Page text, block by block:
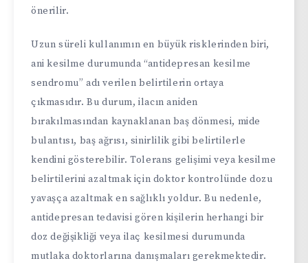
önerilir.
Uzun süreli kullanımın en büyük risklerinden biri,
ani kesilme durumunda “antidepresan kesilme
sendromu” adı verilen belirtilerin ortaya
çıkmasıdır. Bu durum, ilacın aniden
bırakılmasından kaynaklanan baş dönmesi, mide
bulantısı, baş ağrısı, sinirlilik gibi belirtilerle
kendini gösterebilir. Tolerans gelişimi veya kesilme
belirtilerini azaltmak için doktor kontrolünde dozu
yavaşça azaltmak en sağlıklı yoldur. Bu nedenle,
antidepresan tedavisi gören kişilerin herhangi bir
doz değişikliği veya ilaç kesilmesi durumunda
mutlaka doktorlarına danışmaları gerekmektedir.